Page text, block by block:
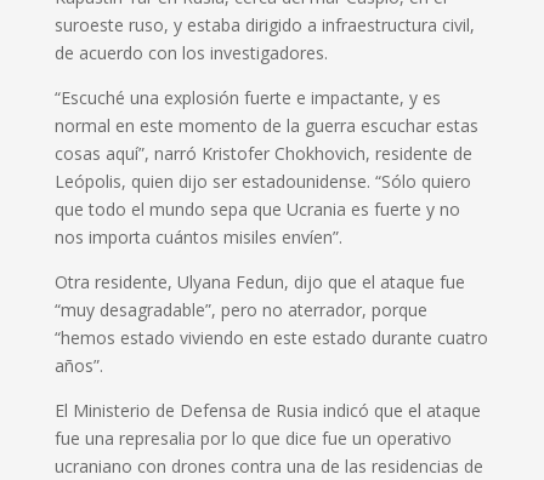
suroeste ruso, y estaba dirigido a infraestructura civil,
de acuerdo con los investigadores.
“Escuché una explosión fuerte e impactante, y es
normal en este momento de la guerra escuchar estas
cosas aquí”, narró Kristofer Chokhovich, residente de
Leópolis, quien dijo ser estadounidense. “Sólo quiero
que todo el mundo sepa que Ucrania es fuerte y no
nos importa cuántos misiles envíen”.
Otra residente, Ulyana Fedun, dijo que el ataque fue
“muy desagradable”, pero no aterrador, porque
“hemos estado viviendo en este estado durante cuatro
años”.
El Ministerio de Defensa de Rusia indicó que el ataque
fue una represalia por lo que dice fue un operativo
ucraniano con drones contra una de las residencias de